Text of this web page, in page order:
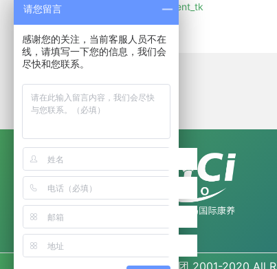
hmdent_tk
请您留言
感谢您的关注，当前客服人员不在
线，请填写一下您的信息，我们会
尽快和您联系。